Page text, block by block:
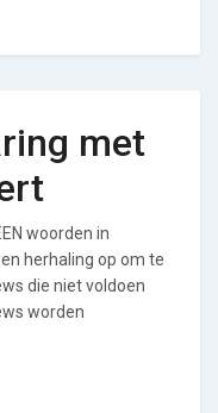
met
woorden in
herhaling op om te
die niet voldoen
worden